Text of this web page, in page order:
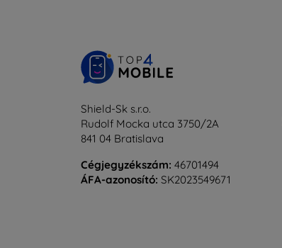
Shield-Sk s.r.o.
Rudolf Mocka utca 3750/2A
841 04 Bratislava
Cégjegyzékszám: 46701494
ÁFA-azonosító: SK2023549671